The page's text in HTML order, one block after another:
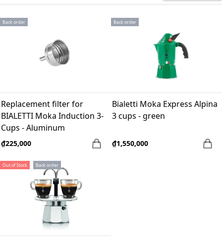
Back order
Replacement filter for
BIALETTI Moka Induction 3-
Cups - Aluminum
₫225,000
Back order
Bialetti Moka Express Alpina
3 cups - green
₫1,550,000
Out of Stock Back order